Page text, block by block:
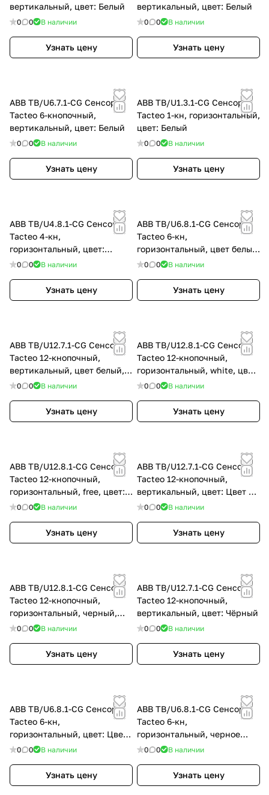
вертикальный, цвет: Белый
0 0 В наличии
Узнать цену
вертикальный, цвет: Белый
0 0 В наличии
Узнать цену
ABB TB/U6.7.1-CG Сенсор
Tacteo 6-кнопочный,
вертикальный, цвет: Белый
0 0 В наличии
Узнать цену
ABB TB/U1.3.1-CG Сенсор
Tacteo 1-кн, горизонтальный,
цвет: Белый
0 0 В наличии
Узнать цену
ABB TB/U4.8.1-CG Сенсор
Tacteo 4-кн,
горизонтальный, цвет:
Белый
0 0 В наличии
Узнать цену
ABB TB/U6.8.1-CG Сенсор
Tacteo 6-кн,
горизонтальный, цвет белый,
цвет: Белый
0 0 В наличии
Узнать цену
ABB TB/U12.7.1-CG Сенсор
Tacteo 12-кнопочный,
вертикальный, цвет белый,
цвет: Белый
0 0 В наличии
Узнать цену
ABB TB/U12.8.1-CG Сенсор
Tacteo 12-кнопочный,
горизонтальный, white, цвет:
Белый
0 0 В наличии
Узнать цену
ABB TB/U12.8.1-CG Сенсор
Tacteo 12-кнопочный,
горизонтальный, free, цвет:
Цвет на выбор
0 0 В наличии
Узнать цену
ABB TB/U12.7.1-CG Сенсор
Tacteo 12-кнопочный,
вертикальный, цвет: Цвет на
выбор
0 0 В наличии
Узнать цену
ABB TB/U12.8.1-CG Сенсор
Tacteo 12-кнопочный,
горизонтальный, черный,
цвет: Чёрный
0 0 В наличии
Узнать цену
ABB TB/U12.7.1-CG Сенсор
Tacteo 12-кнопочный,
вертикальный, цвет: Чёрный
0 0 В наличии
Узнать цену
ABB TB/U6.8.1-CG Сенсор
Tacteo 6-кн,
горизонтальный, цвет: Цвет
на выбор
0 0 В наличии
Узнать цену
ABB TB/U6.8.1-CG Сенсор
Tacteo 6-кн,
горизонтальный, черное
стекло, цвет: Чёрный
0 0 В наличии
Узнать цену